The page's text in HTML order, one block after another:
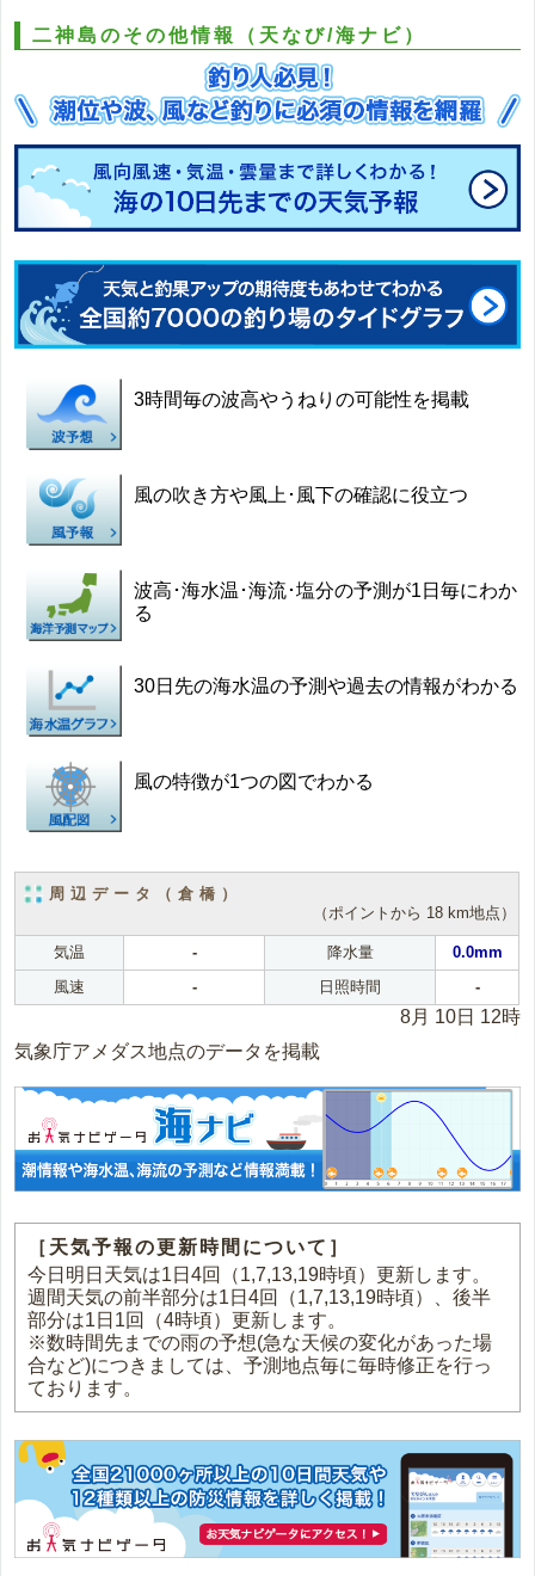
二神島のその他情報（天なび/海ナビ）
3時間毎の波高やうねりの可能性を掲載
風の吹き方や風上･風下の確認に役立つ
波高･海水温･海流･塩分の予測が1日毎にわか
る
30日先の海水温の予測や過去の情報がわかる
風の特徴が1つの図でわかる
周辺データ（倉橋）
（ポイントから 18 km地点）
気温 - 降水量
0.0mm
風速
- 日照時間 -
8月 10日 12時
気象庁アメダス地点のデータを掲載
［天気予報の更新時間について］
今日明日天気は1日4回（1,7,13,19時頃）更新します。
週間天気の前半部分は1日4回（1,7,13,19時頃）、後半
部分は1日1回（4時頃）更新します。
※数時間先までの雨の予想(急な天候の変化があった場
合など)につきましては、予測地点毎に毎時修正を行っ
ております。